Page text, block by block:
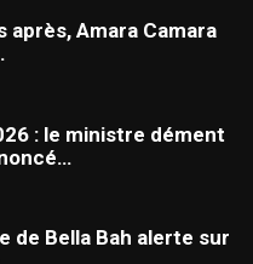
après, Amara Camara
: le ministre dément
de Bella Bah alerte sur